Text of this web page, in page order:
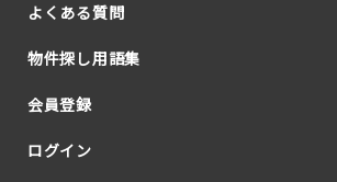
よくある質問
物件探し用語集
会員登録
ログイン